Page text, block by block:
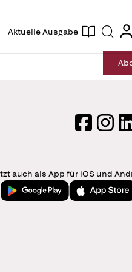
Aktuelle Ausgabe Suche
login
Facebook
auch als App für iOS und
Jetzt bei Google PlayLaden im App